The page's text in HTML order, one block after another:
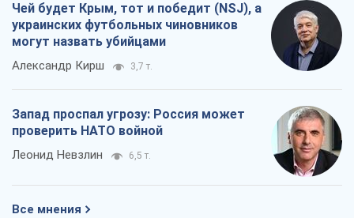
Чей будет Крым, тот и победит (NSJ), а
украинских футбольных чиновников
могут назвать убийцами
Александр Кирш 3,7 т.
Запад проспал угрозу: Россия может
проверить НАТО войной
Леонид Невзлин 6,5 т.
Все мнения